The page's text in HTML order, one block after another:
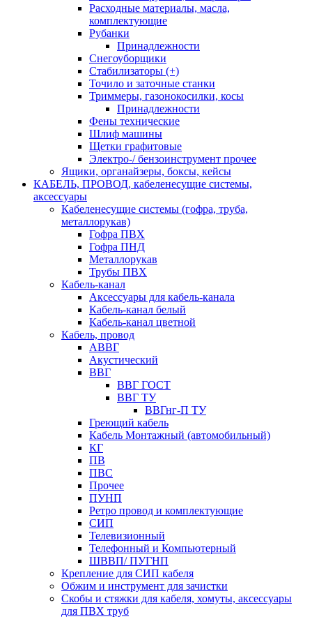
Расходные материалы, масла,
комплектующие
Рубанки
Принадлежности
Снегоуборщики
Стабилизаторы (+)
Точило и заточные станки
Триммеры, газонокосилки, косы
Принадлежности
Фены технические
Шлиф машины
Щетки графитовые
Электро-/ бензоинструмент прочее
Ящики, органайзеры, боксы, кейсы
КАБЕЛЬ, ПРОВОД, кабеленесущие системы,
аксессуары
Кабеленесущие системы (гофра, труба,
металлорукав)
Гофра ПВХ
Гофра ПНД
Металлорукав
Трубы ПВХ
Кабель-канал
Аксессуары для кабель-канала
Кабель-канал белый
Кабель-канал цветной
Кабель, провод
АВВГ
Акустический
ВВГ
ВВГ ГОСТ
ВВГ ТУ
ВВГнг-П ТУ
Греющий кабель
Кабель Монтажный (автомобильный)
КГ
ПВ
ПВС
Прочее
ПУНП
Ретро провод и комплектующие
СИП
Телевизионный
Телефонный и Компьютерный
ШВВП/ ПУГНП
Крепление для СИП кабеля
Обжим и инструмент для зачистки
Скобы и стяжки для кабеля, хомуты, аксессуары
для ПВХ труб